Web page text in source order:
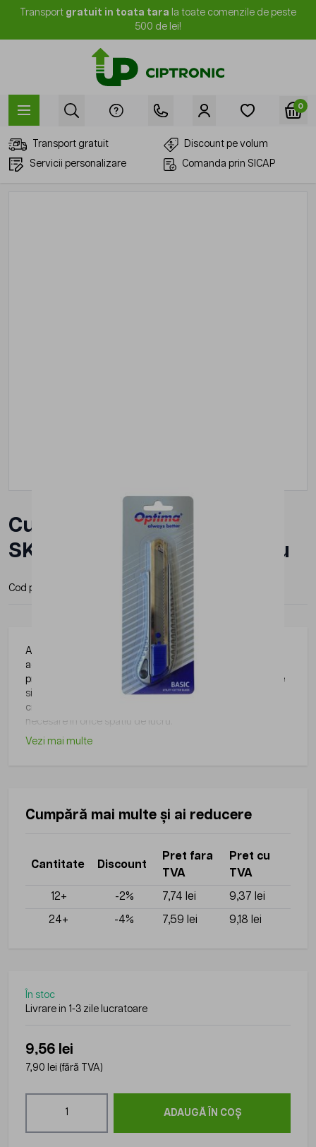
Mergi la Conținut
Transport gratuit in toata tara la toate comenzile de peste
500 de lei!
0
Transport gratuit
Discount pe volum
Servicii personalizare
Comanda prin SICAP
Cutter 18mm Optima, lama
SK5, sina metalica, aluminiu
Cod produs: OP-381081263 Producator:
Articolele de papetarie pot fi integrate cu usurinta in
activitatile zilnice din birouri, scoli, institutii sau alte medii
profesionale, fiind utile pentru organizare, scriere, arhivare
si alte activitati administrative. Gama disponibila pe
ciptronic.ro include produse practice si usor de utilizat,
necesare in orice spatiu de lucru.
Vezi mai multe
Cumpără mai multe și ai reducere
Cantitate Discount
Pret fara
TVA
Pret cu
TVA
12+
-2% 7,74 lei
9,37 lei
24+
-4% 7,59 lei 9,18 lei
În stoc
Livrare in 1-3 zile lucratoare
9,56 lei
7,90 lei (fără TVA)
ADAUGĂ ÎN COȘ